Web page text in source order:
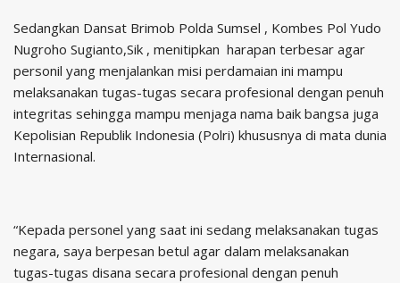
Sedangkan Dansat Brimob Polda Sumsel , Kombes Pol Yudo
Nugroho Sugianto,Sik , menitipkan harapan terbesar agar
personil yang menjalankan misi perdamaian ini mampu
melaksanakan tugas-tugas secara profesional dengan penuh
integritas sehingga mampu menjaga nama baik bangsa juga
Kepolisian Republik Indonesia (Polri) khususnya di mata dunia
Internasional.
“Kepada personel yang saat ini sedang melaksanakan tugas
negara, saya berpesan betul agar dalam melaksanakan
tugas-tugas disana secara profesional dengan penuh